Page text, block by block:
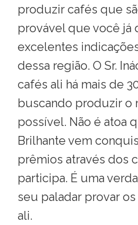
produzir cafés que
provável que você já
excelentes
dessa região. O Sr.
cafés ali há mais de
buscando produzir o
possível. Não é atoa
Brilhante vem
prêmios através dos
participa. É uma
seu paladar provar
ali.